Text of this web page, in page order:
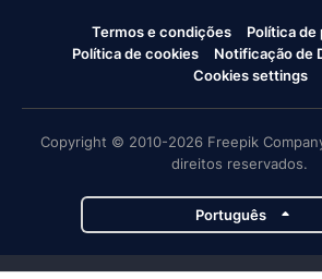
Termos e condições
Política de
Política de cookies
Notificação de
Cookies settings
Copyright © 2010-2026 Freepik
direitos reservados.
Português